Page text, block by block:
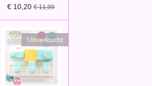
€ 10,20 € 11,99
Uitverkocht